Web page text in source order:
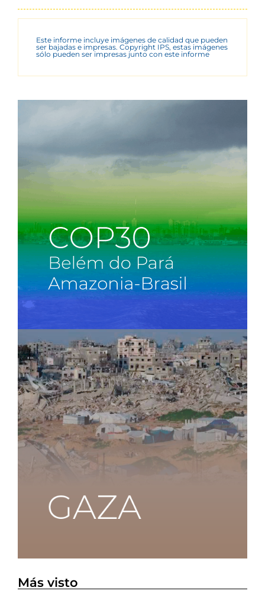
Este informe incluye imágenes de calidad que pueden
ser bajadas e impresas. Copyright IPS, estas imágenes
sólo pueden ser impresas junto con este informe
Más visto